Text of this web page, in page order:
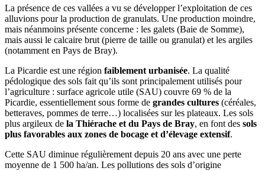
La présence de ces vallées a vu se développer l’exploitation de ces
alluvions pour la production de granulats. Une production moindre,
mais néanmoins présente concerne : les galets (Baie de Somme),
mais aussi le calcaire brut (pierre de taille ou granulat) et les argiles
(notamment en Pays de Bray).
La Picardie est une région faiblement urbanisée. La qualité
pédologique des sols fait qu’ils sont principalement utilisés pour
l’agriculture : surface agricole utile (SAU) couvre 69 % de la
Picardie, essentiellement sous forme de grandes cultures (céréales,
betteraves, pommes de terre…) localisées sur les plateaux. Les sols
plus argileux de la Thiérache et du Pays de Bray, en font des sols
plus favorables aux zones de bocage et d’élevage extensif.
Cette SAU diminue régulièrement depuis 20 ans avec une perte
moyenne de 1 500 ha/an. Les pollutions des sols d’origine